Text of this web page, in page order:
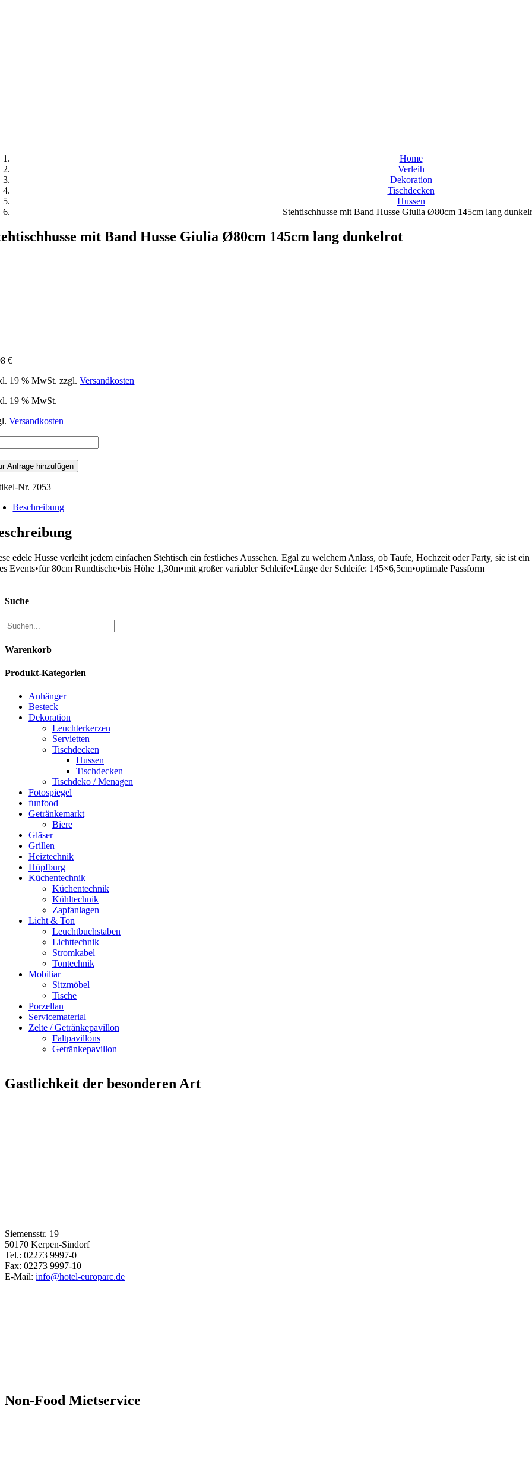
Home
Verleih
Dekoration
Tischdecken
Hussen
Stehtischhusse mit Band Husse Giulia Ø80cm 145cm lang
mit Band Husse Giulia Ø80cm 145cm lang dunkelrot
€
19 % MwSt. zzgl.Versandkosten
19 % MwSt.
Versandkosten
Anfrage hinzufügen
Nr. 7053
Beschreibung
edele Husse verleiht jedem einfachen Stehtisch ein festliches Aussehen. Egal zu welchem Anlass, ob Taufe, Hochzeit oder Party, sie ist
Events•für 80cm Rundtische•bis Höhe 1,30m•mit großer variabler Schleife•Länge der Schleife: 145×6,5cm•optimale Passform
Suche
Warenkorb
Produkt-Kategorien
Anhänger
Besteck
Dekoration
Leuchterkerzen
Servietten
Tischdecken
Hussen
Tischdecken
Tischdeko / Menagen
Fotospiegel
funfood
Getränkemarkt
Biere
Gläser
Grillen
Heiztechnik
Hüpfburg
Küchentechnik
Küchentechnik
Kühltechnik
Zapfanlagen
Licht & Ton
Leuchtbuchstaben
Lichttechnik
Stromkabel
Tontechnik
Mobiliar
Sitzmöbel
Tische
Porzellan
Servicematerial
Zelte / Getränkepavillon
Faltpavillons
Getränkepavillon
Gastlichkeit der besonderen Art
Siemensstr. 19
50170 Kerpen-Sindorf
Tel.: 02273 9997-0
Fax: 02273 9997-10
E-Mail: info@hotel-europarc.de
Non-Food Mietservice